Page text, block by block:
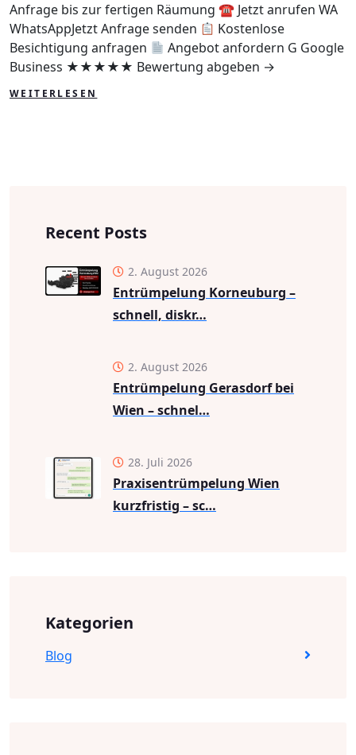
Anfrage bis zur fertigen Räumung ☎ Jetzt anrufen WA
WhatsAppJetzt Anfrage senden
Kostenlose
Besichtigung anfragen
Angebot anfordern G Google
Business ★★★★★ Bewertung abgeben →
WEITERLESEN
Recent Posts
Entrümpelung Korneuburg –
schnell, diskr…
2. August 2026
Entrümpelung Gerasdorf bei
Wien – schnel…
2. August 2026
Praxisentrümpelung Wien
kurzfristig – sc…
28. Juli 2026
Kategorien
Blog